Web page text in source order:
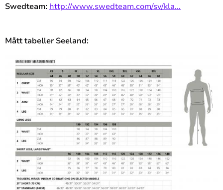
Swedteam: http://www.swedteam.com/sv/kla...
Mått tabeller Seeland: